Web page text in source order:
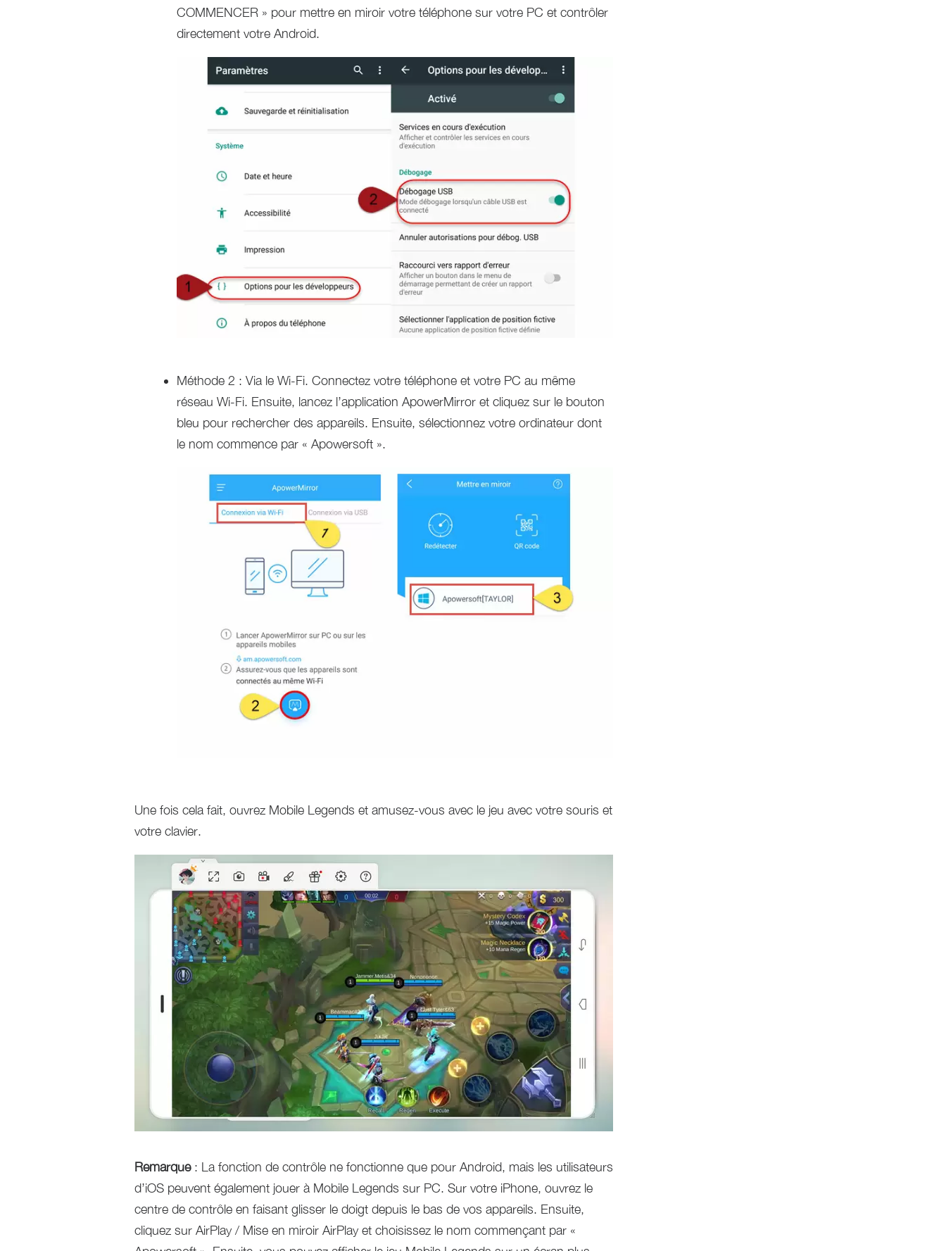
COMMENCER » pour mettre en miroir votre téléphone sur votre PC et contrôler
directement votre Android.
Méthode 2 : Via le Wi-Fi. Connectez votre téléphone et votre PC au même
réseau Wi-Fi. Ensuite, lancez l’application ApowerMirror et cliquez sur le bouton
bleu pour rechercher des appareils. Ensuite, sélectionnez votre ordinateur dont
le nom commence par « Apowersoft ».
Une fois cela fait, ouvrez Mobile Legends et amusez-vous avec le jeu avec votre souris et
votre clavier.
Remarque: La fonction de contrôle ne fonctionne que pour Android, mais les utilisateurs
d’iOS peuvent également jouer à Mobile Legends sur PC. Sur votre iPhone, ouvrez le
centre de contrôle en faisant glisser le doigt depuis le bas de vos appareils. Ensuite,
cliquez sur AirPlay / Mise en miroir AirPlay et choisissez le nom commençant par «